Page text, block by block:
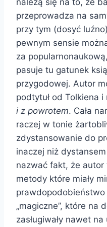
przeprowadza na
przy tym (dosyć
pewnym sensie
za
pasuje tu gatunek
przygodowej. Autor
podtytuł od Tolkiena i
i z powrotem. Cała
raczej w tonie
zdystansowanie do
inaczej niż
nazwać fakt, że autor
metody które miały
„magiczne”, które na
zasługiwały nawet